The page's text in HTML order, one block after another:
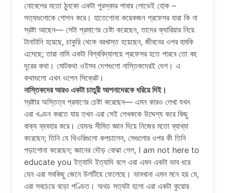
নোবেলের মতো ঠুনকো একটা পুরস্কার পাবার লোভেই হোক –
সত্যগুলোকে গোপন করে। হাতেগোনা কয়েকজন প্রফেসর যারা কি না
স্রষ্টা আছেন— সেটা প্রমাণের চেষ্টা করেছেন, তাদের ক্যারিয়ার নিয়ে
টানাটানি হয়েছে, চাকুরি থেকে বরখাস্ত হয়েছেন, জীবনের ওপর হুমকি
এসেছে; তারা নামি একটা বিশ্ববিদ্যালয়ে প্রফেসর হতে পারবে তো বহু
দূরের কথা। মোটকথা ওইসব দেশগুলো নাস্তিকদেরই দেশ। এ
কথাগুলো এখন ওপেন সিক্রেট।
নাস্তিকদের আরও একটা চাতুরী আপনাদেরকে ধরিয়ে দিই।
স্রষ্টার অস্তিত্ব প্রমাণের চেষ্টা করেছেন— এমন কারও লেখা যখন
এরা খণ্ডন করতে যায় তখন এরা সেই লেখককে উদ্দেশ্য করে কিছু
বাক্য ব্যবহার করে। যেমনঃ সীমিত জ্ঞান দিয়ে নিজের মতো ব্যাখ্যা
করেছেন; তিনি যে থিওরিগুলো কপচালেন, সেগুলোর ওপর কী তিনি
পড়াশোনা করেছেন; জ্ঞানের দৌড় বোঝা গেল, I am not here to
educate you ইত্যাদি ইত্যাদি বলে এরা এমন একটা ভাব ধরে
যেন এরা সবকিছু জেনে উলটিয়ে ফেলেছে। ভাবখানা এমন মনে হয় যে,
এরা সবচেয়ে বড়ো পণ্ডিত। অথচ সত্যটা হলো এরা একটা কুয়োর